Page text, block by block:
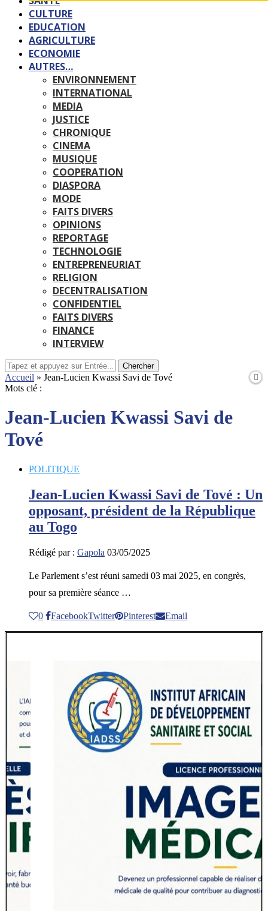
CULTURE
EDUCATION
AGRICULTURE
ECONOMIE
AUTRES…
ENVIRONNEMENT
INTERNATIONAL
MEDIA
JUSTICE
CHRONIQUE
CINEMA
MUSIQUE
COOPERATION
DIASPORA
MODE
FAITS DIVERS
OPINIONS
REPORTAGE
TECHNOLOGIE
ENTREPRENEURIAT
RELIGION
DECENTRALISATION
CONFIDENTIEL
FAITS DIVERS
FINANCE
INTERVIEW
Chercher
Accueil » Jean-Lucien Kwassi Savi de Tové
Mots clé :
Jean-Lucien Kwassi Savi de
Tové
POLITIQUE
Jean-Lucien Kwassi Savi de Tové : Un
opposant, président de la République
au Togo
Rédigé par : Gapola 03/05/2025
Le Parlement s’est réuni samedi 03 mai 2025, en congrès,
pour sa première séance …
0 FacebookTwitter Pinterest Email